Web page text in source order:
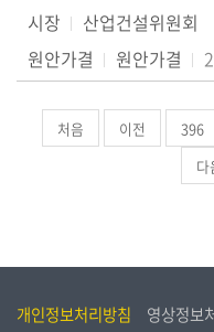
시장
산업건설위원회
원안가결
원안가결
처음 이전 396
다
개인정보처리방침 영상정보